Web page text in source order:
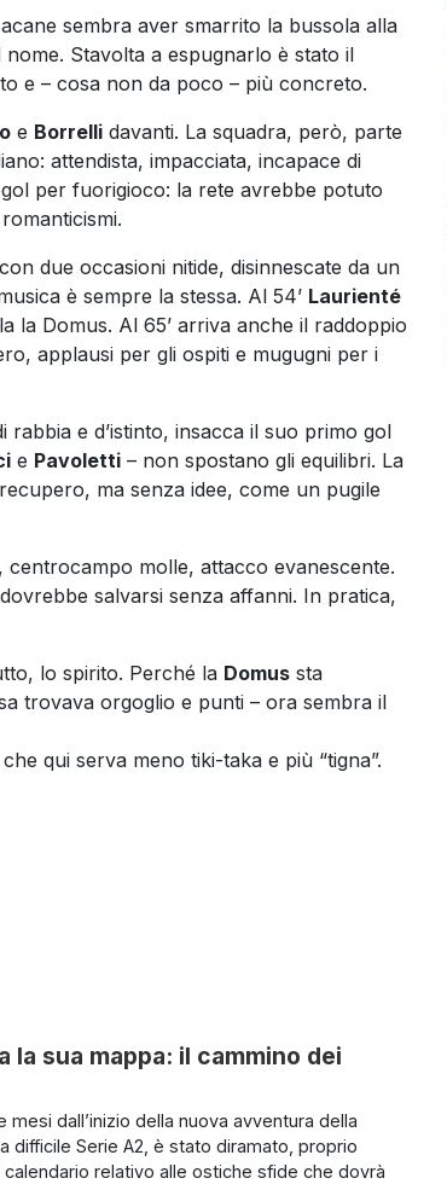
sembra aver smarrito la bussola alla
Stavolta a espugnarlo è stato il
e – cosa non da poco – più concreto.
e Borrelli davanti. La squadra, però, parte
attendista, impacciata, incapace di
per fuorigioco: la rete avrebbe potuto
due occasioni nitide, disinnescate da un
è sempre la stessa. Al 54’ Laurienté
la Domus. Al 65’ arriva anche il raddoppio
applausi per gli ospiti e mugugni per i
rabbia e d’istinto, insacca il suo primo gol
e Pavoletti – non spostano gli equilibri. La
ma senza idee, come un pugile
centrocampo molle, attacco evanescente.
salvarsi senza affanni. In pratica,
lo spirito. Perché la Domus sta
trovava orgoglio e punti – ora sembra il
qui serva meno tiki-taka e più “tigna”.
sua mappa: il cammino dei
mesi dall’inizio della nuova avventura della
difficile Serie A2, è stato diramato, proprio
calendario relativo alle ostiche sfide che dovrà